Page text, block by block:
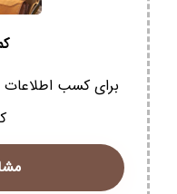
برای کسب اطلاعات